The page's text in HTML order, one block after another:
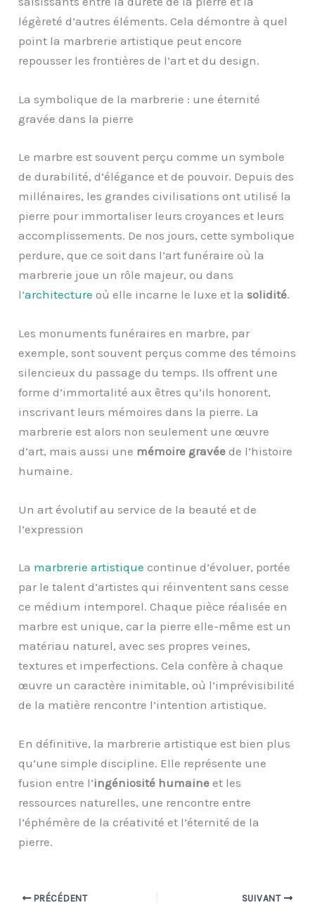
légèreté d’autres éléments. Cela démontre à quel
point la marbrerie artistique peut encore
repousser les frontières de l’art et du design.
La symbolique de la marbrerie : une éternité
gravée dans la pierre
Le marbre est souvent perçu comme un symbole
de durabilité, d’élégance et de pouvoir. Depuis des
millénaires, les grandes civilisations ont utilisé la
pierre pour immortaliser leurs croyances et leurs
accomplissements. De nos jours, cette symbolique
perdure, que ce soit dans l’art funéraire où la
marbrerie joue un rôle majeur, ou dans
l’architecture où elle incarne le luxe et lasolidité.
Les monuments funéraires en marbre, par
exemple, sont souvent perçus comme des témoins
silencieux du passage du temps. Ils offrent une
forme d’immortalité aux êtres qu’ils honorent,
inscrivant leurs mémoires dans la pierre. La
marbrerie est alors non seulement une œuvre
d’art, mais aussi une mémoire gravée de l’histoire
humaine.
Un art évolutif au service de la beauté et de
l’expression
La marbrerie artistique continue d’évoluer, portée
par le talent d’artistes qui réinventent sans cesse
ce médium intemporel. Chaque pièce réalisée en
marbre est unique, car la pierre elle-même est un
matériau naturel, avec ses propres veines,
textures et imperfections. Cela confère à chaque
œuvre un caractère inimitable, où l’imprévisibilité
de la matière rencontre l’intention artistique.
En définitive, la marbrerie artistique est bien plus
qu’une simple discipline. Elle représente une
fusion entre l’ingéniosité humaine et les
ressources naturelles, une rencontre entre
l’éphémère de la créativité et l’éternité de la
pierre.
PRÉCÉDENT SUIVANT